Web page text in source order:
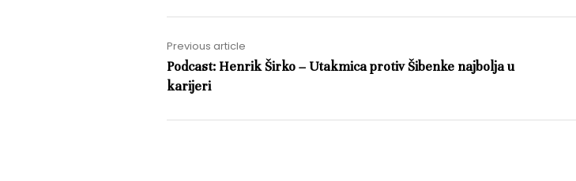
Previous article
Podcast: Henrik Širko – Utakmica protiv Šibenke najbolja u
karijeri